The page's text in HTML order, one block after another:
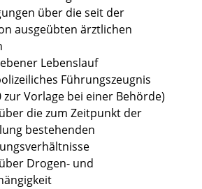
über die seit der
ausgeübten ärztlichen
Lebenslauf
Führungszeugnis
zur Vorlage bei einer Behörde)
die zum Zeitpunkt der
bestehenden
Drogen- und